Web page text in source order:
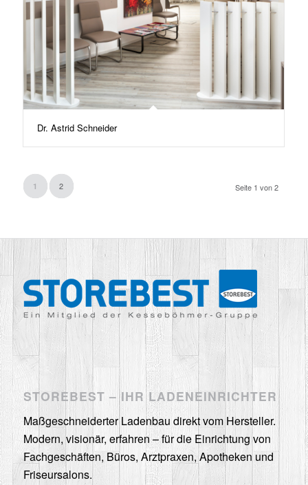
Dr. Astrid Schneider
Seite 1 von 2
1 2
STOREBEST – IHR LADENEINRICHTER
Maßgeschneiderter Ladenbau direkt vom Hersteller.
Modern, visionär, erfahren – für die Einrichtung von
Fachgeschäften, Büros, Arztpraxen, Apotheken und
Friseursalons.